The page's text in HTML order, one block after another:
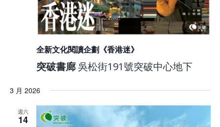
全新文化閱讀企劃《香港迷》
突破書廊吳松街191號突破中心地下
3 月 2026
週六
14